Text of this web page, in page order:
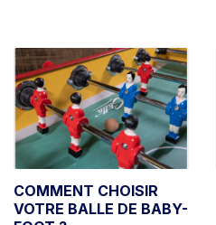
COMMENT CHOISIR
VOTRE BALLE DE BABY-